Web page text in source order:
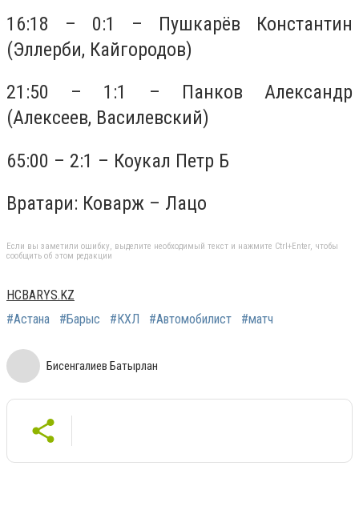
16:18 – 0:1 – Пушкарёв Константин
(Эллерби, Кайгородов)
21:50 – 1:1 – Панков Александр
(Алексеев, Василевский)
65:00 – 2:1 – Коукал Петр Б
Вратари: Коварж – Лацо
Если вы заметили ошибку, выделите необходимый текст и нажмите Ctrl+Enter, чтобы
сообщить об этом редакции
HCBARYS.KZ
#Астана
#Барыс #КХЛ #Автомобилист #матч
Бисенгалиев Батырлан